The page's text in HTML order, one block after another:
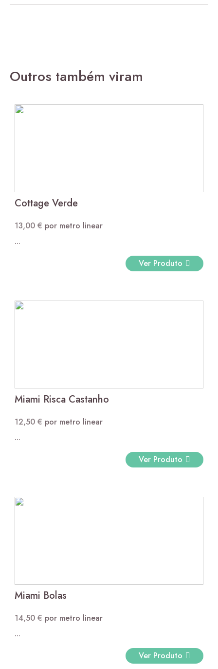
Outros também viram
Cottage Verde
13,00 € por metro linear
...
Ver Produto
Miami Risca Castanho
12,50 € por metro linear
...
Ver Produto
Miami Bolas
14,50 € por metro linear
...
Ver Produto